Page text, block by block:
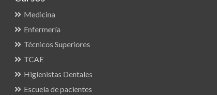
Medicina
Enfermería
Técnicos Superiores
TCAE
Higienistas Dentales
Escuela de pacientes